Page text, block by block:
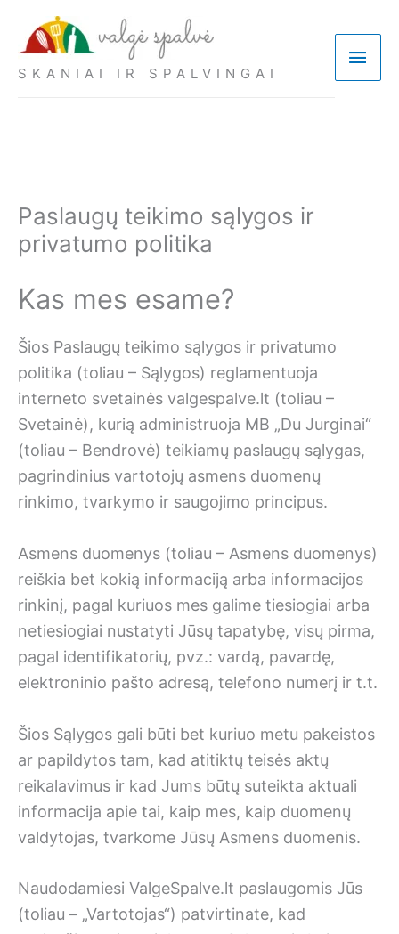
SKANIAI IR SPALVINGAI
Paslaugų teikimo sąlygos ir
privatumo politika
Kas mes esame?
Šios Paslaugų teikimo sąlygos ir privatumo
politika (toliau – Sąlygos) reglamentuoja
interneto svetainės valgespalve.lt (toliau –
Svetainė), kurią administruoja MB „Du Jurginai“
(toliau – Bendrovė) teikiamų paslaugų sąlygas,
pagrindinius vartotojų asmens duomenų
rinkimo, tvarkymo ir saugojimo principus.
Asmens duomenys (toliau – Asmens duomenys)
reiškia bet kokią informaciją arba informacijos
rinkinį, pagal kuriuos mes galime tiesiogiai arba
netiesiogiai nustatyti Jūsų tapatybę, visų pirma,
pagal identifikatorių, pvz.: vardą, pavardę,
elektroninio pašto adresą, telefono numerį ir t.t.
Šios Sąlygos gali būti bet kuriuo metu pakeistos
ar papildytos tam, kad atitiktų teisės aktų
reikalavimus ir kad Jums būtų suteikta aktuali
informacija apie tai, kaip mes, kaip duomenų
valdytojas, tvarkome Jūsų Asmens duomenis.
Naudodamiesi ValgeSpalve.lt paslaugomis Jūs
(toliau – „Vartotojas“) patvirtinate, kad